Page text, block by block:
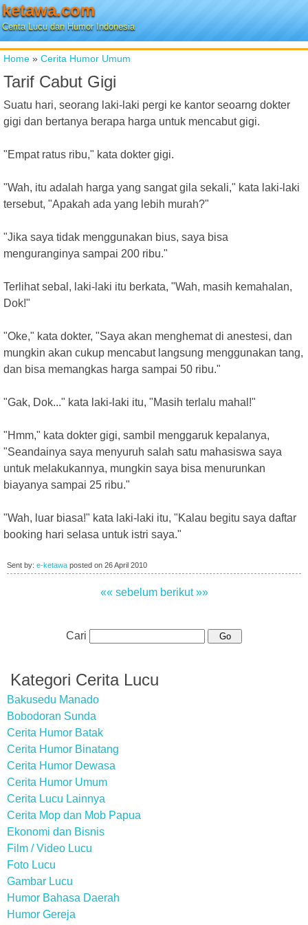
ketawa.com
Cerita Lucu dan Humor Indonesia
Home » Cerita Humor Umum
Tarif Cabut Gigi
Suatu hari, seorang laki-laki pergi ke kantor seoarng dokter
gigi dan bertanya berapa harga untuk mencabut gigi.
"Empat ratus ribu," kata dokter gigi.
"Wah, itu adalah harga yang sangat gila sekali," kata laki-laki
tersebut, "Apakah ada yang lebih murah?"
"Jika saya tidak menggunakan bius, saya bisa
menguranginya sampai 200 ribu."
Terlihat sebal, laki-laki itu berkata, "Wah, masih kemahalan,
Dok!"
"Oke," kata dokter, "Saya akan menghemat di anestesi, dan
mungkin akan cukup mencabut langsung menggunakan tang,
dan bisa memangkas harga sampai 50 ribu."
"Gak, Dok..." kata laki-laki itu, "Masih terlalu mahal!"
"Hmm," kata dokter gigi, sambil menggaruk kepalanya,
"Seandainya saya menyuruh salah satu mahasiswa saya
untuk melakukannya, mungkin saya bisa menurunkan
biayanya sampai 25 ribu."
"Wah, luar biasa!" kata laki-laki itu, "Kalau begitu saya daftar
booking hari selasa untuk istri saya."
Sent by: e-ketawa posted on 26 April 2010
«« sebelum berikut »»
Cari
Kategori Cerita Lucu
Bakusedu Manado
Bobodoran Sunda
Cerita Humor Batak
Cerita Humor Binatang
Cerita Humor Dewasa
Cerita Humor Umum
Cerita Lucu Lainnya
Cerita Mop dan Mob Papua
Ekonomi dan Bisnis
Film / Video Lucu
Foto Lucu
Gambar Lucu
Humor Bahasa Daerah
Humor Gereja